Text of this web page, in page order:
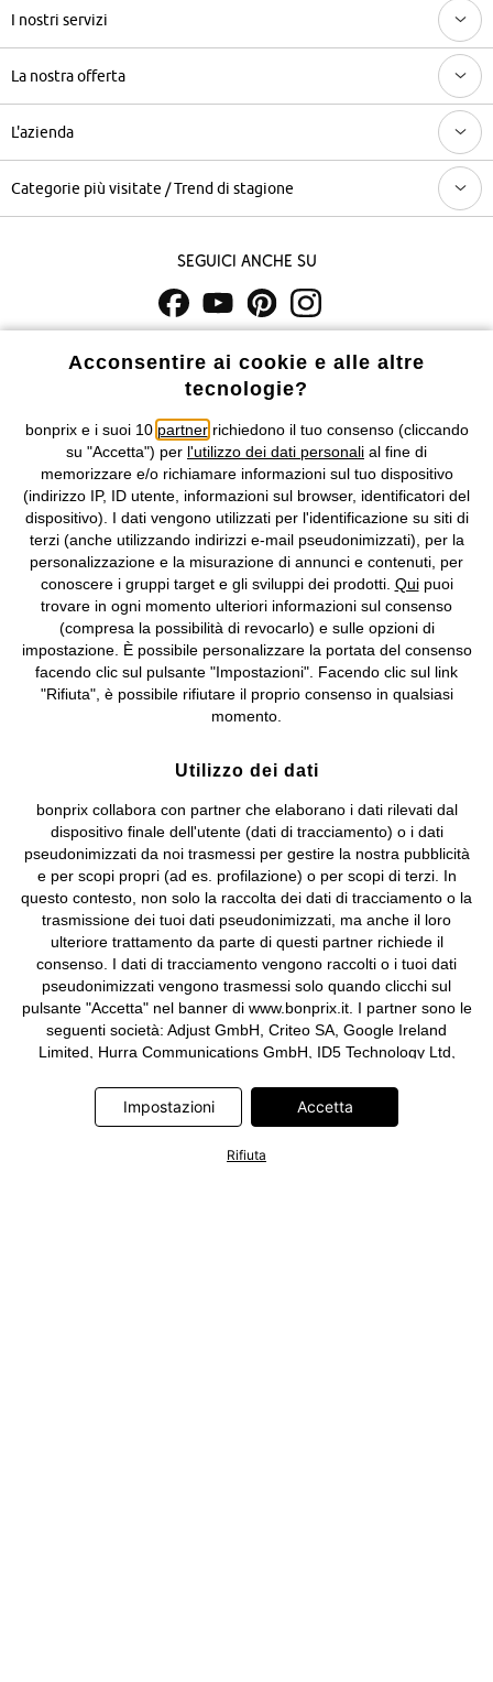
I nostri servizi
La nostra offerta
L'azienda
Categorie più visitate / Trend di stagione
Seguici anche su
costi di servizio.
Condizioni di vendita Accessibilità
Informativa privacy e cookie Gestione dei cookie
Informazioni legali Diritto di recesso
©2026 bonprix.Tutti i diritti riservati.
bonprix S.r.l. con socio unico, sede legale: via Adua 33 - 13855
Valdengo (BI) C.F. 01510910027 - P.I. 01939830020, Reg. Imprese di
Biella n. 01510910027, R.E.A. BI - 171345, N. Reg. Pile:
IT09060P00000858, N. Reg. AEE: IT08020000002105 Capitale
Sociale: euro 1.000.000 i.v, Società soggetta all'attività di direzione
e coordinamento di bonprix Beteiligungs -Verwaltungsgesellschaft
mbH.
Acconsentire ai cookie e alle altre
tecnologie?
bonprix e i suoi 10 partnerrichiedono il tuo consenso (cliccando
su "Accetta") per l'utilizzo dei dati personali al fine di
memorizzare e/o richiamare informazioni sul tuo dispositivo
(indirizzo IP, ID utente, informazioni sul browser, identificatori del
dispositivo). I dati vengono utilizzati per l'identificazione su siti di
terzi (anche utilizzando indirizzi e-mail pseudonimizzati), per la
personalizzazione e la misurazione di annunci e contenuti, per
conoscere i gruppi target e gli sviluppi dei prodotti. Quipuoi
trovare in ogni momento ulteriori informazioni sul consenso
(compresa la possibilità di revocarlo) e sulle opzioni di
impostazione. È possibile personalizzare la portata del consenso
facendo clic sul pulsante "Impostazioni". Facendo clic sul link
"Rifiuta", è possibile rifiutare il proprio consenso in qualsiasi
momento.
Utilizzo dei dati
bonprix collabora con partner che elaborano i dati rilevati dal
dispositivo finale dell'utente (dati di tracciamento) o i dati
pseudonimizzati da noi trasmessi per gestire la nostra pubblicità
e per scopi propri (ad es. profilazione) o per scopi di terzi. In
questo contesto, non solo la raccolta dei dati di tracciamento o la
trasmissione dei tuoi dati pseudonimizzati, ma anche il loro
ulteriore trattamento da parte di questi partner richiede il
consenso. I dati di tracciamento vengono raccolti o i tuoi dati
pseudonimizzati vengono trasmessi solo quando clicchi sul
pulsante "Accetta" nel banner di www.bonprix.it. I partner sono le
seguenti società: Adjust GmbH, Criteo SA, Google Ireland
Limited, Hurra Communications GmbH, ID5 Technology Ltd,
Limited, Pinterest Europe Limited, RTB-House GmbH, TikTok
Information Technologies UK Limited. Ulteriori informazioni sul
informativa privacy e cookie
Impostazioni Accetta
Rifiuta